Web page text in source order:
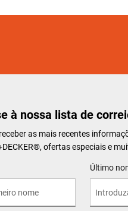
à nossa lista de
as mais recentes
®, ofertas especiais e
Último